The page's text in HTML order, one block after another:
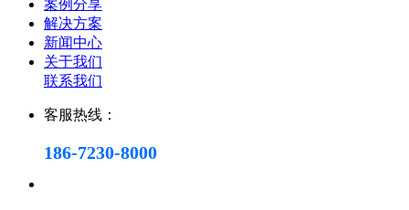
案例分享
解决方案
新闻中心
关于我们
联系我们
客服热线：
186-7230-8000